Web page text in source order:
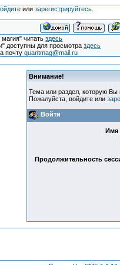
или зарегистрируйтесь.
магия" читатьздесь
доступны для просмотраздесь
почтуquantmag@mail.ru
Внимание!
Тема или раздел, которую Вы
Пожалуйста, войдите или
Войти
Имя
Продолжительность